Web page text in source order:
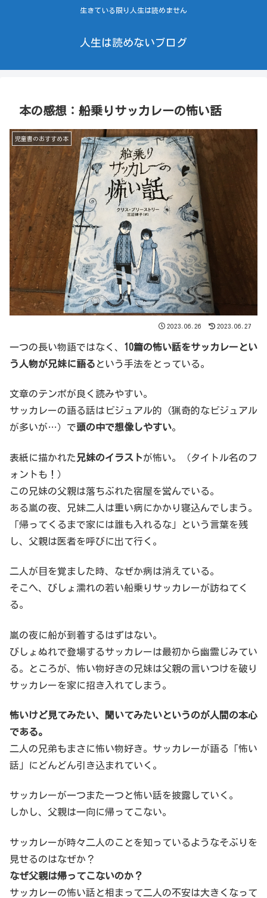
生きている限り人生は読めません
人生は読めないブログ
本の感想：船乗りサッカレーの怖い話
児童書のおすすめ本
2023.06.26 2023.06.27
一つの長い物語ではなく、 10篇の怖い話をサッカレーとい
う人物が兄妹に語る という手法をとっている。
文章のテンポが良く読みやすい。
サッカレーの語る話はビジュアル的（猟奇的なビジュアル
が多いが…）で頭の中で想像しやすい。
表紙に描かれた 兄妹のイラストが怖い。（タイトル名のフ
ォントも！）
この兄妹の父親は落ちぶれた宿屋を営んでいる。
ある嵐の夜、兄妹二人は重い病にかかり寝込んでしまう。
「帰ってくるまで家には誰も入れるな」という言葉を残
し、父親は医者を呼びに出て行く。
二人が目を覚ました時、なぜか病は消えている。
そこへ、びしょ濡れの若い船乗りサッカレーが訪ねてく
る。
嵐の夜に船が到着するはずはない。
びしょぬれで登場するサッカレーは最初から幽霊じみてい
る。ところが、怖い物好きの兄妹は父親の言いつけを破り
サッカレーを家に招き入れてしまう。
怖いけど見てみたい、聞いてみたいというのが人間の本心
である。
二人の兄弟もまさに怖い物好き。サッカレーが語る「怖い
話」にどんどん引き込まれていく。
サッカレーが一つまた一つと怖い話を披露していく。
しかし、父親は一向に帰ってこない。
サッカレーが時々二人のことを知っているようなそぶりを
見せるのはなぜか？
なぜ父親は帰ってこないのか？
サッカレーの怖い話と相まって二人の不安は大きくなって